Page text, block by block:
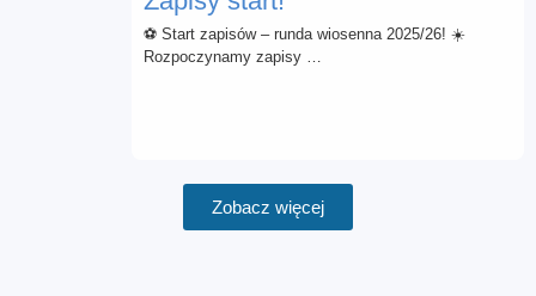
⚽ Start zapisów – runda wiosenna 2025/26! ☀️
Rozpoczynamy zapisy …
Zobacz więcej